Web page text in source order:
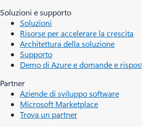
Soluzioni e supporto
Soluzioni
Risorse per accelerare la crescita
Architettura della soluzione
Supporto
Demo di Azure e domande e
Partner
Aziende di sviluppo software
Microsoft Marketplace
Trova un partner